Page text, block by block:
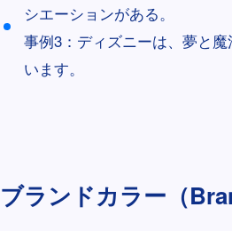
シエーションがある。
事例3：ディズニーは、夢と
います。
ブランドカラー（